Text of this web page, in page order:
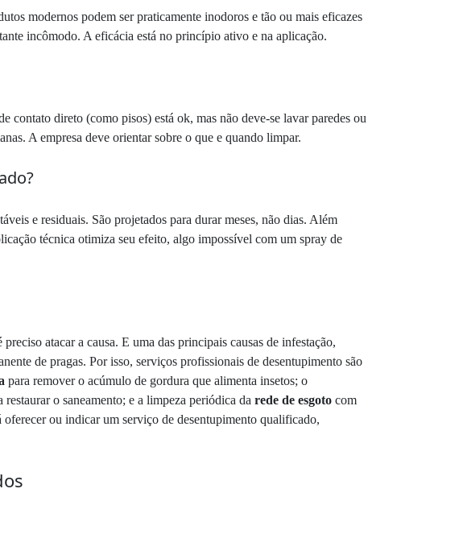
modernos podem ser praticamente inodoros e tão ou mais eficazes
incômodo. A eficácia está no princípio ativo e na aplicação.
contato direto (como pisos) está ok, mas não deve-se lavar paredes ou
A empresa deve orientar sobre o que e quando limpar.
e residuais. São projetados para durar meses, não dias. Além
técnica otimiza seu efeito, algo impossível com um spray de
atacar a causa. E uma das principais causas de infestação,
de pragas. Por isso, serviços profissionais de desentupimento são
para remover o acúmulo de gordura que alimenta insetos; o
restaurar o saneamento; e a limpeza periódica da rede de esgoto com
ou indicar um serviço de desentupimento qualificado,